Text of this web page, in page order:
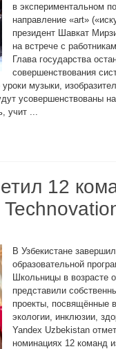
в экспериментальном
направление «art»
президент Шавкат
на встрече с
Глава государства
совершенствования
музыки,
усовершенствованы
учит ...
12
В Узбекистане
образовательной
Школьницы в возрасте
представили
проекты, посвящённые
экологии, инклюзии,
Yandex Uzbekistan
номинациях 12 команд